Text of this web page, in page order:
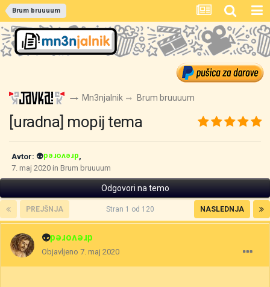
Brum bruuuum
Mn3njalnik Brum bruuuum
[uradna] mopij tema
Avtor: 👽drevored,
7. maj 2020 in Brum bruuuum
Odgovori na temo
PREJŠNJA NASLEDNJA
Stran 1 od 120
👽drevored
Objavljeno 7. maj 2020